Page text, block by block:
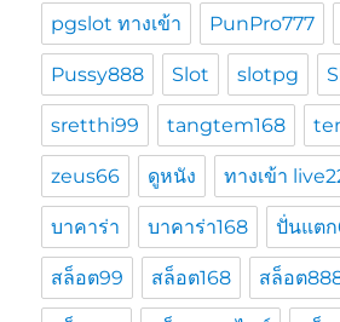
pgslot ทางเข้า PunPro777
Pussy888 Slot slotpg
sretthi99 tangtem168
zeus66 ดูหนัง ทางเข้า
บาคาร่า บาคาร่า168 ปั่นแต
สล็อต99 สล็อต168 สล็อต